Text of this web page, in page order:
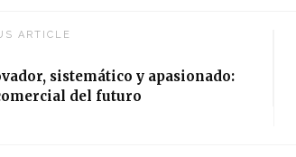
ARTICLE
sistemático y apasionado:
del futuro